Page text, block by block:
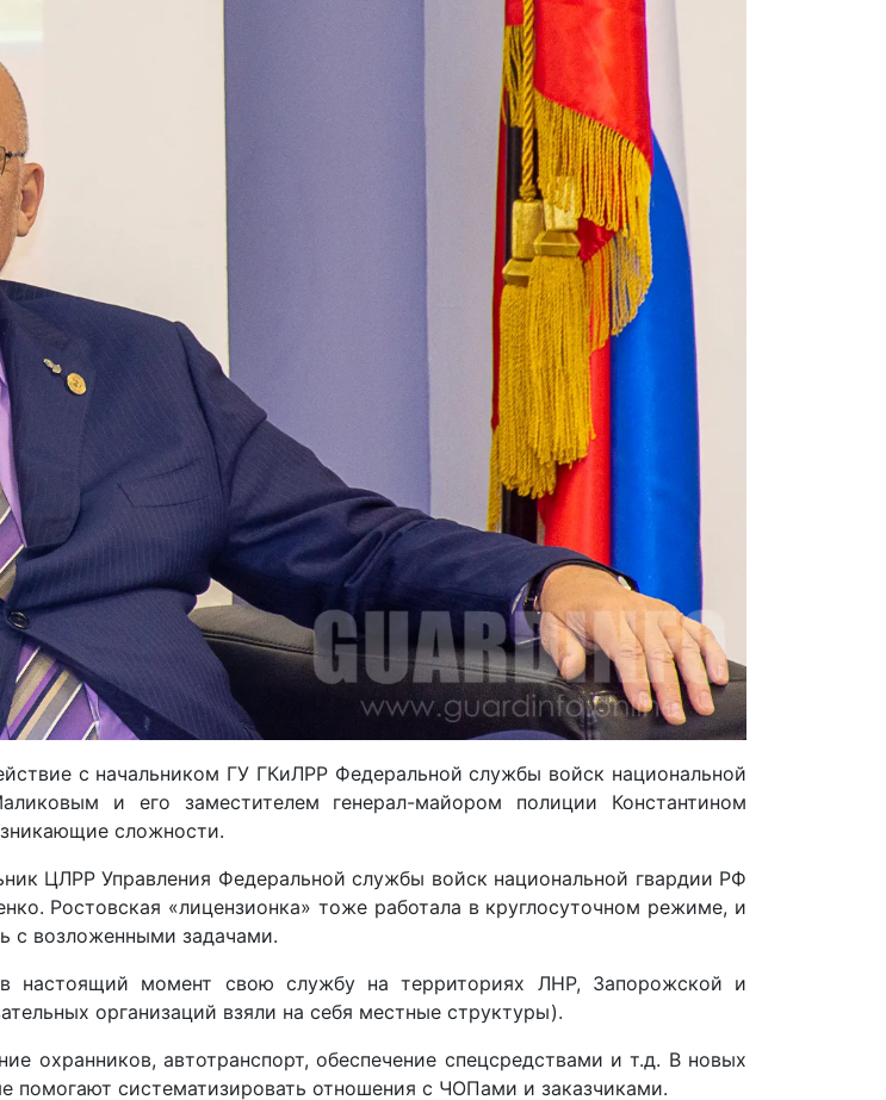
с начальником ГУ ГКиЛРР Федеральной службы войск национальной
и его заместителем генерал-майором полиции Константином
сложности.
ЦЛРР Управления Федеральной службы войск национальной гвардии РФ
Ростовская «лицензионка» тоже работала в круглосуточном режиме, и
с возложенными задачами.
момент свою службу на территориях ЛНР, Запорожской и
организаций взяли на себя местные структуры).
охранников, автотранспорт, обеспечение спецсредствами и т.д. В новых
помогают систематизировать отношения с ЧОПами и заказчиками.